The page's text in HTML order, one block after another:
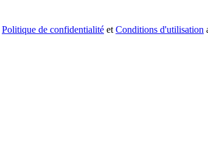
Politique de confidentialité et Conditions d'utilisation